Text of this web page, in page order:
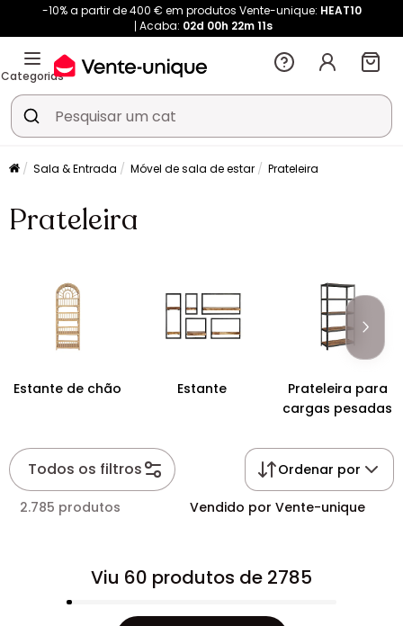
-10% a partir de 400 € em produtos Vente-unique: HEAT10
Acaba: 02d 00h 22m 10s
Categorias
Sala & Entrada Móvel de sala de estar Prateleira
Prateleira
Estante de chão Estante
Prateleira para
cargas pesadas
Todos os filtros Ordenar por
2.785 produtos Vendido por Vente-unique
Viu 60 produtos de 2785